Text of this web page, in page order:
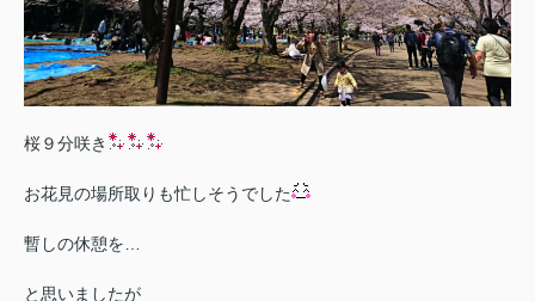
桜９分咲き
お花見の場所取りも忙しそうでした
暫しの休憩を…
と思いましたが